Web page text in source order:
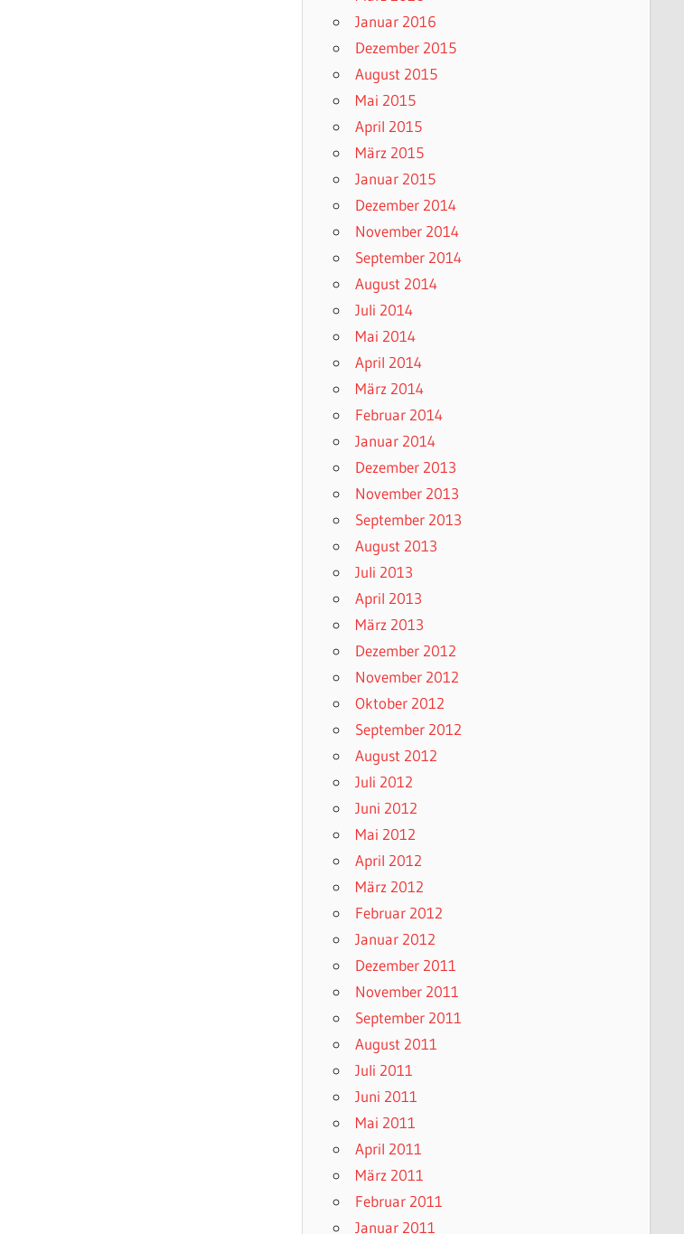
Januar 2016
Dezember 2015
August 2015
Mai 2015
April 2015
März 2015
Januar 2015
Dezember 2014
November 2014
September 2014
August 2014
Juli 2014
Mai 2014
April 2014
März 2014
Februar 2014
Januar 2014
Dezember 2013
November 2013
September 2013
August 2013
Juli 2013
April 2013
März 2013
Dezember 2012
November 2012
Oktober 2012
September 2012
August 2012
Juli 2012
Juni 2012
Mai 2012
April 2012
März 2012
Februar 2012
Januar 2012
Dezember 2011
November 2011
September 2011
August 2011
Juli 2011
Juni 2011
Mai 2011
April 2011
März 2011
Februar 2011
Januar 2011